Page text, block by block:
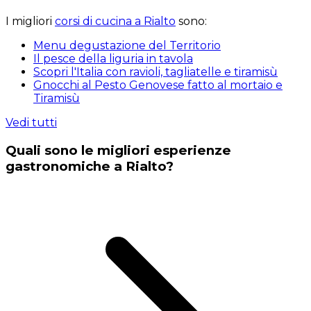
I migliori corsi di cucina a Rialto sono:
Menu degustazione del Territorio
Il pesce della liguria in tavola
Scopri l'Italia con ravioli, tagliatelle e tiramisù
Gnocchi al Pesto Genovese fatto al mortaio e
Tiramisù
Vedi tutti
Quali sono le migliori esperienze
gastronomiche a Rialto?